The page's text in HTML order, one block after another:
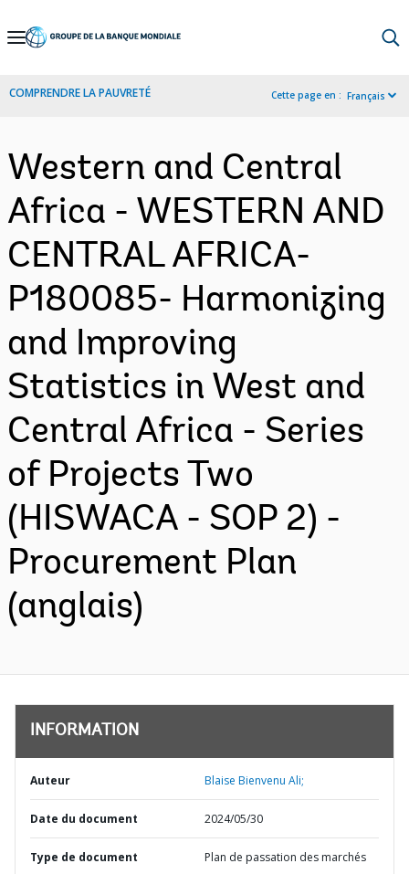
Skip
Navigation
COMPRENDRE LA PAUVRETÉ Cette page en : Français
Western and Central
Africa - WESTERN AND
CENTRAL AFRICA-
P180085- Harmonizing
and Improving
Statistics in West and
Central Africa - Series
of Projects Two
(HISWACA - SOP 2) -
Procurement Plan
(anglais)
INFORMATION
Auteur Blaise Bienvenu Ali;
Date du document 2024/05/30
Type de document Plan de passation des marchés